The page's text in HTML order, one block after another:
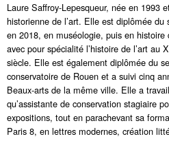
Laure Saffroy-Lepesqueur, née en 1993
historienne de l’art. Elle est diplômée du
en 2018, en muséologie, puis en histoire
avec pour spécialité l’histoire de l’art
siècle. Elle est également diplômée du
conservatoire de Rouen et a suivi cinq
Beaux-arts de la même ville. Elle a
qu’assistante de conservation stagiaire
expositions, tout en parachevant sa
Paris 8, en lettres modernes, création